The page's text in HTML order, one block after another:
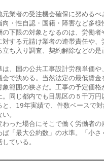
業者の受注機会確保に努める
・性自認・国籍・障害など多様
下限の対象となるのは、労働
対する元請け業者の連帯責任や
立ち入り調査、契約解除などの
、国の公共工事設計労務単価や
会で決める。当然法定の最低賃金
範囲の狭さだ。工事の予定価
。同じ都内でも目黒区の５千万
と、19年実績で、件数ベースで
。
った場合にそこで働く労働者の
「最大公約数」の水準。「小
ている。